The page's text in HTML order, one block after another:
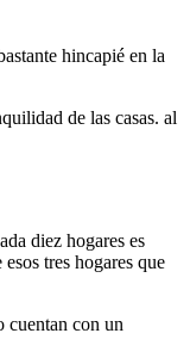
hincapié en la
de las casas. al
diez hogares es
tres hogares que
cuentan con un